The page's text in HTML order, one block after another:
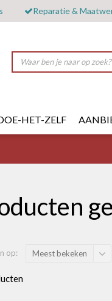
Reparatie &
HET-ZELF
op: Meest bekeken